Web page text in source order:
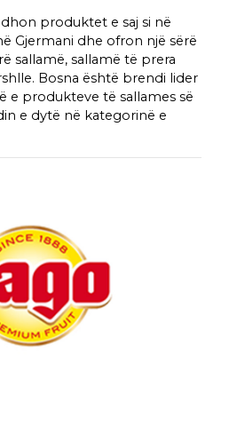
produktet e saj si në
Gjermani dhe ofron një sërë
sallamë, sallamë të prera
Bosna është brendi lider
e produkteve të sallames së
e dytë në kategorinë e